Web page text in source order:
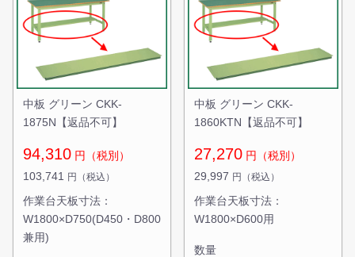
中板 グリーン CKK-
1875N【返品不可】
94,310 円（税別）
103,741
円（税込）
作業台天板寸法：
W1800×D750(D450・D800
兼用)
中板 グリーン CKK-
1860KTN【返品不可】
27,270 円（税別）
29,997 円（税込）
作業台天板寸法：
W1800×D600用
数量